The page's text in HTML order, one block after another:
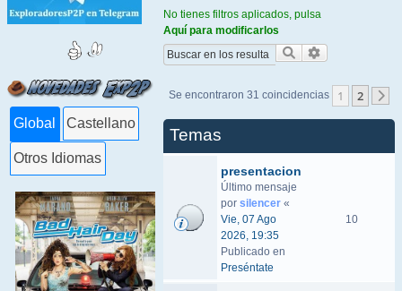
Global Castellano
Otros Idiomas
No tienes filtros aplicados, pulsa
Aquí para modificarlos
Buscar
Se encontraron 31 coincidencias 1 2
Temas
presentacion
Último mensaje
por silencer «
Vie, 07 Ago
2026, 19:35
Publicado en
Preséntate
10